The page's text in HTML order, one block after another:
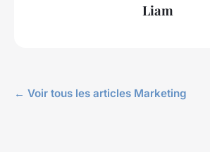
Liam
← Voir tous les articles Marketing